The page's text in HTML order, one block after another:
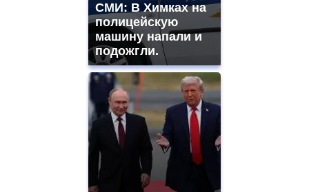
СМИ: В Химках на
полицейскую
машину напали и
подожгли.